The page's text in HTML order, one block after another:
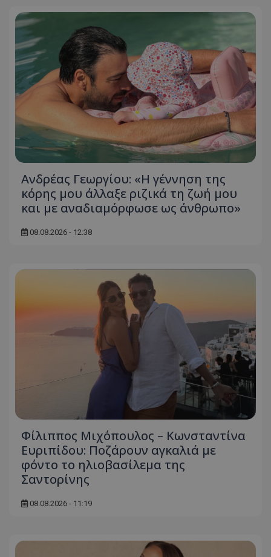
Ανδρέας Γεωργίου: «Η γέννηση της
κόρης μου άλλαξε ριζικά τη ζωή μου
και με αναδιαμόρφωσε ως άνθρωπο»
08.08.2026 - 12:38
Φίλιππος Μιχόπουλος – Κωνσταντίνα
Ευριπίδου: Ποζάρουν αγκαλιά με
φόντο το ηλιοβασίλεμα της
Σαντορίνης
08.08.2026 - 11:19